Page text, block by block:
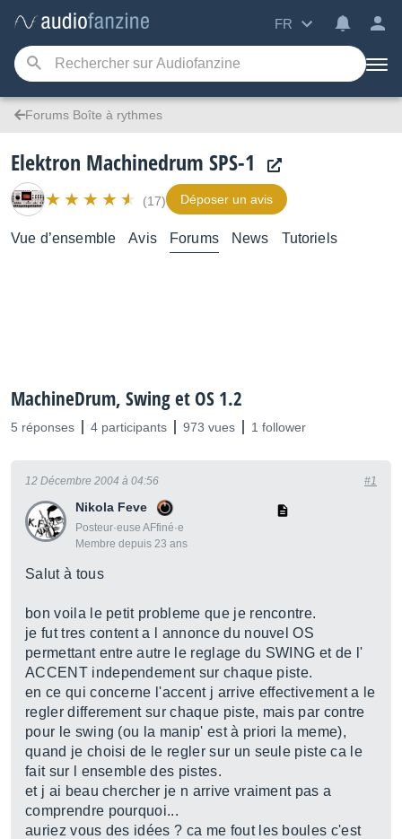
FR
Forums Boîte à rythmes
Elektron Machinedrum SPS-1
(17) Déposer un avis
Vue d’ensemble Avis Forums News Tutoriels
MachineDrum, Swing et OS 1.2
5 réponses 4 participants 973 vues 1 follower
Nikola Feve
Posteur·euse AFfiné·e
Membre depuis 23 ans
12 Décembre 2004 à 04:56 #1
Salut à tous
bon voila le petit probleme que je rencontre.
je fut tres content a l annonce du nouvel OS
permettant entre autre le reglage du SWING et de l'
ACCENT independement sur chaque piste.
en ce qui concerne l'accent j arrive effectivement a le
regler differement sur chaque piste, mais par contre
pour le swing (ou la manip' est à priori la meme),
quand je choisi de le regler sur un seule piste ca le
fait sur l ensemble des pistes.
et j ai beau chercher je n arrive vraiment pas a
comprendre pourquoi...
auriez vous des idées ? ca me fout les boules c'est